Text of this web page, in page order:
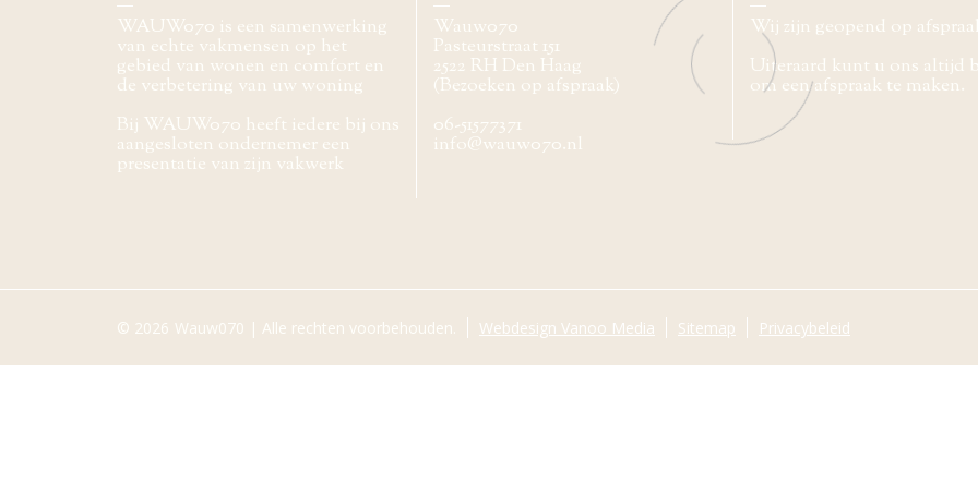
WAUW070 is een samenwerking
van echte vakmensen op het
gebied van wonen en comfort en
de verbetering van uw woning
Bij WAUW070 heeft iedere bij ons
aangesloten ondernemer een
presentatie van zijn vakwerk
Wauw070
Pasteurstraat 151
2522 RH Den Haag
(Bezoeken op afspraak)
06-51577371
info@wauw070.nl
Wij zijn geopend op
Uiteraard kunt u ons altijd
om een afspraak te maken.
© 2026 Wauw070 | Alle rechten voorbehouden. Webdesign Vanoo Media Sitemap Privacybeleid